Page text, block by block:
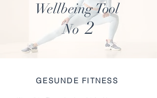
WellbeingTool
No 2
GESUNDE FITNESS